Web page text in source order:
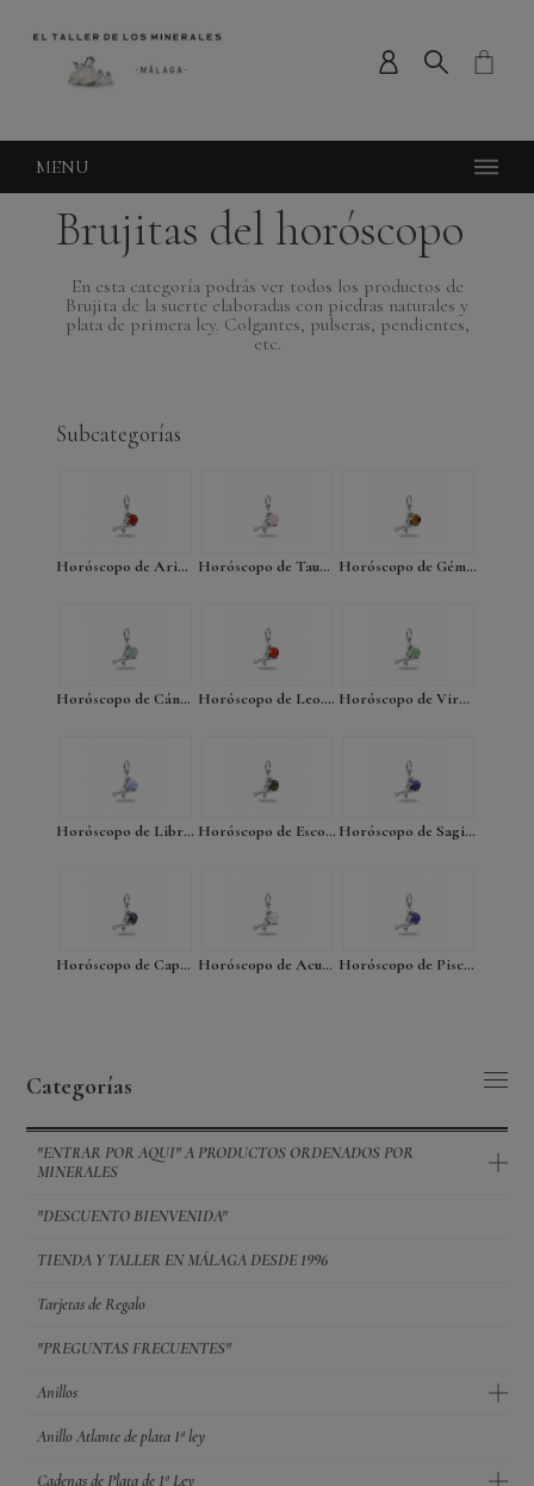
MENU
Categorías
"ENTRAR POR AQUI" A PRODUCTOS ORDENADOS POR
MINERALES
"DESCUENTO BIENVENIDA"
TIENDA Y TALLER EN MÁLAGA DESDE 1996
Tarjetas de Regalo
"PREGUNTAS FRECUENTES"
Anillos
Anillo Atlante de plata 1ª ley
Cadenas de Plata de 1ª Ley
Brujitas del horóscopo
En esta categoría podrás ver todos los productos de
Brujita de la suerte elaboradas con piedras naturales y
plata de primera ley. Colgantes, pulseras, pendientes,
etc.
Subcategorías
Horóscopo de Aries. Jaspe Rojo Ver artículos Horóscopo de Tauro. Cuarzo Rosa Ver artículos Horóscopo de Géminis. Ojo de Tigre Ver artículos
Horóscopo de Cáncer. Fluorita Ver artículos Horóscopo de Leo. Cornalina Ver artículos Horóscopo de Virgo. Cuarzo Verde Ver artículos
Horóscopo de Libra. Calcedonia Ver artículos Horóscopo de Escorpio. Jade Ver artículos Horóscopo de Sagitario. Sodalita Ver artículos
Horóscopo de Capricornio. Obsidiana Nevada Ver artículos Horóscopo de Acuario. Cuarzo Cristal de Roca Ver artículos Horóscopo de Piscis. Amatista Ver artículos